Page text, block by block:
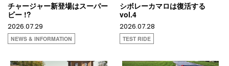
チャージャー新登場はスーパー
ビー !?
2026.07.29
NEWS & INFORMATION
シボレーカマロは復活する
vol.4
2026.07.28
TEST RIDE